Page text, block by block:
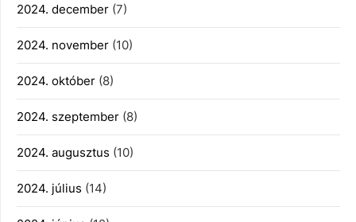
2024. december (7)
2024. november (10)
2024. október (8)
2024. szeptember (8)
2024. augusztus (10)
2024. július (14)